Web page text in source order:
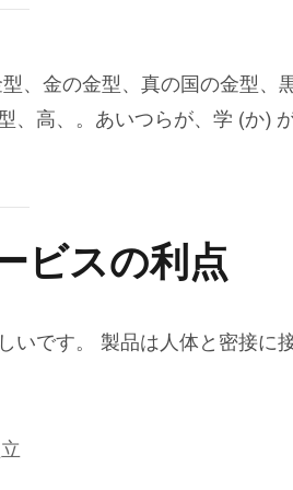
、金の金型、真の国の金型、
、高、。あいつらが、学 (か)
ビスの利点
いです。 製品は人体と密接に